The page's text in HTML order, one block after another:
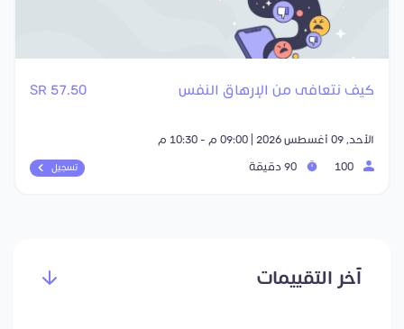
كيف نتعافى من الإرهاق النفس 57.50 SR
الأحد, 09 أغسطس 2026 | 09:00 م - 10:30 م
تسجيل
آخر التقييمات